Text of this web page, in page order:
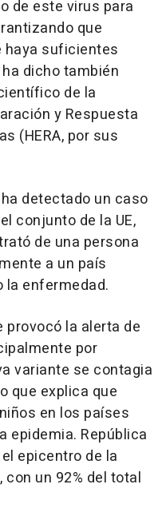
de este virus para
que
haya suficientes
dicho también
de la
y Respuesta
(HERA, por sus
detectado un caso
conjunto de la UE,
de una persona
a un país
enfermedad.
provocó la alerta de
por
variante se contagia
que explica que
en los países
epidemia. República
epicentro de la
un 92% del total